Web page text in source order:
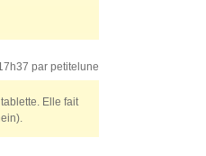
par petitelune
Elle fait